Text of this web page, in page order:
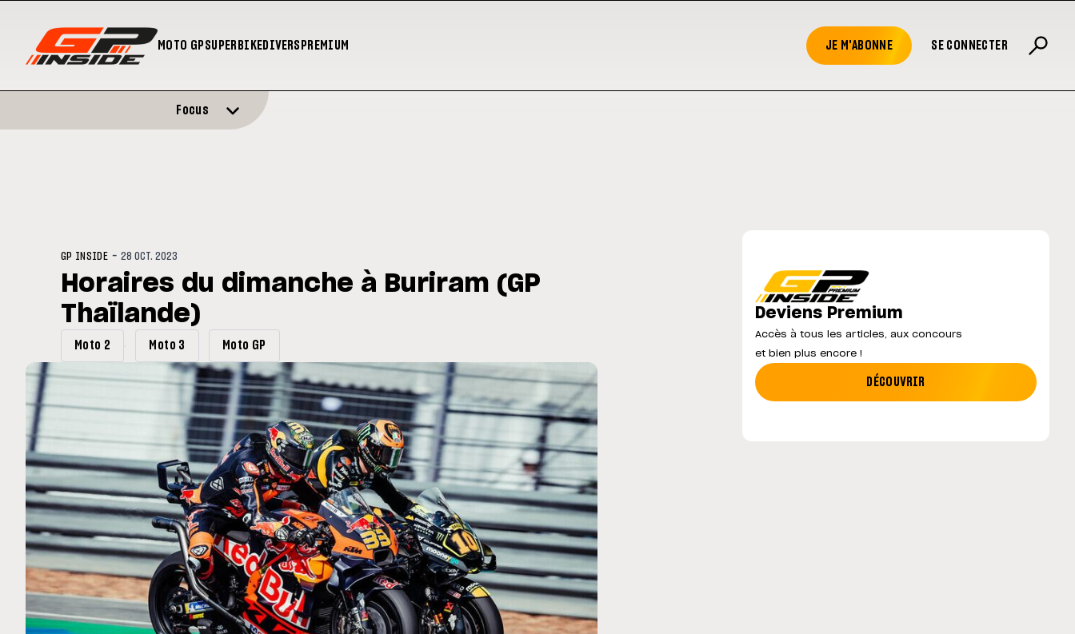
MOTO GPSUPERBIKEDIVERS PREMIUM JE M'ABONNE SE CONNECTER
club spécial dans
MOTO GP
Silverstone : Horaires et Programme du GP de
Grande-Bretagne
MOTO GP
Zarco évite l'opération et vise un retour en
septembre
MotoGP : les cinq constructeurs signent un
Focus
GP INSIDE -28 OCT. 2023
Horaires du dimanche à Buriram (GP
Thaïlande)
Moto 2 Moto 3 Moto GP
Deviens Premium
Accès à tous les articles, aux concours
et bien plus encore !
DÉCOUVRIR